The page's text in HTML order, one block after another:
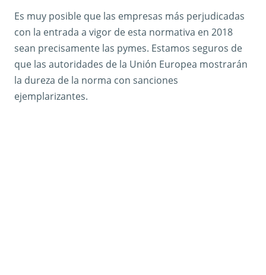
Es muy posible que las empresas más perjudicadas
con la entrada a vigor de esta normativa en 2018
sean precisamente las pymes. Estamos seguros de
que las autoridades de la Unión Europea mostrarán
la dureza de la norma con sanciones
ejemplarizantes.